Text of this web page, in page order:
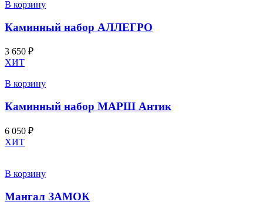
В корзину
Каминный набор АЛЛЕГРО
3 650 ₽
ХИТ
В корзину
Каминный набор МАРШ Антик
6 050 ₽
ХИТ
В корзину
Мангал ЗАМОК